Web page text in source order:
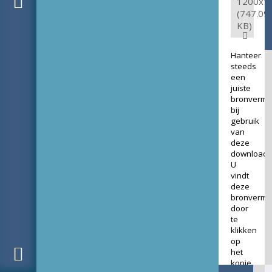
(747.09
KB)
Hanteer
steeds
een
juiste
bij
gebruik
van
deze
download.
U
vindt
deze
door
te
klikken
op
het
kopje